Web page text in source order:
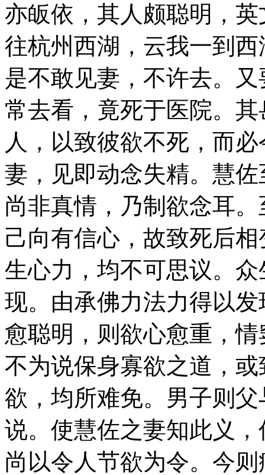
亦皈依，其人颇聪明，
往杭州西湖，云我一到
是不敢见妻，不许去。
常去看，竟死于医院。
人，以致彼欲不死，而
妻，见即动念失精。慧
尚非真情，乃制欲念耳
己向有信心，故致死后
生心力，均不可思议。
现。由承佛力法力得以
愈聪明，则欲心愈重，
不为说保身寡欲之道，
欲，均所难免。男子则
说。使慧佐之妻知此义
尚以令人节欲为令。今